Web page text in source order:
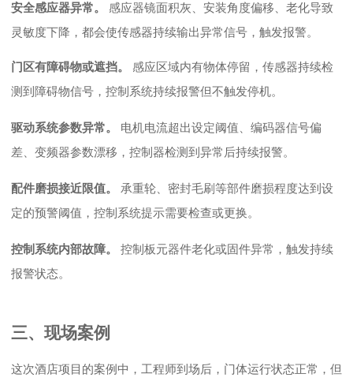
安全感应器异常。
感应器镜面积灰、安装角度偏移、老化导致
灵敏度下降，都会使传感器持续输出异常信号，触发报警。
门区有障碍物或遮挡。
感应区域内有物体停留，传感器持续检
测到障碍物信号，控制系统持续报警但不触发停机。
驱动系统参数异常。
电机电流超出设定阈值、编码器信号偏
差、变频器参数漂移，控制器检测到异常后持续报警。
配件磨损接近限值。
承重轮、密封毛刷等部件磨损程度达到设
定的预警阈值，控制系统提示需要检查或更换。
控制系统内部故障。
控制板元器件老化或固件异常，触发持续
报警状态。
三、现场案例
这次酒店项目的案例中，工程师到场后，门体运行状态正常，但